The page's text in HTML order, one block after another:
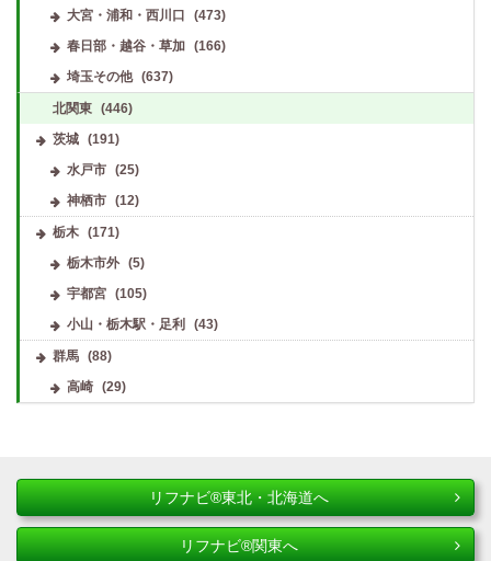
大宮・浦和・西川口
(473)
春日部・越谷・草加
(166)
埼玉その他
(637)
北関東 (446)
茨城 (191)
水戸市
(25)
神栖市
(12)
栃木 (171)
栃木市外
(5)
宇都宮
(105)
小山・栃木駅・足利
(43)
群馬 (88)
高崎
(29)
リフナビ®東北・北海道へ
リフナビ®関東へ